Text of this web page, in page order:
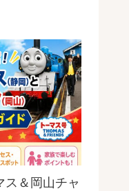
ス＆岡山チャ